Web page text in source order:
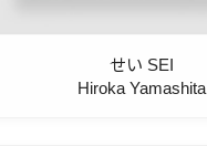
せい SEI
Hiroka Yamashita